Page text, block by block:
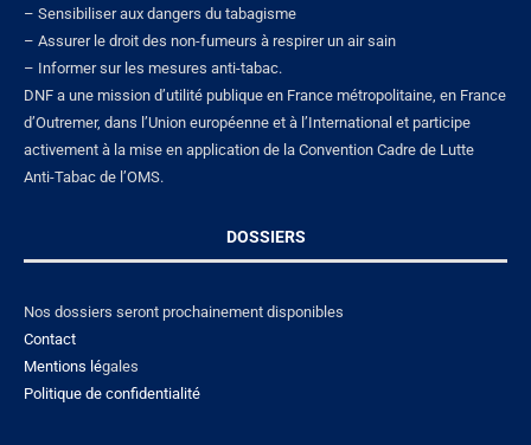
– Sensibiliser aux dangers du tabagisme
– Assurer le droit des non-fumeurs à respirer un air sain
– Informer sur les mesures anti-tabac.
DNF a une mission d’utilité publique en France métropolitaine, en France
d’Outremer, dans l’Union européenne et à l’International et participe
activement à la mise en application de la Convention Cadre de Lutte
Anti-Tabac de l’OMS.
DOSSIERS
Nos dossiers seront prochainement disponibles
Contact
Mentions légales
Politique de confidentialité